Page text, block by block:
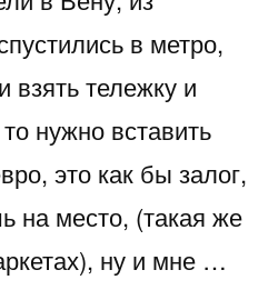
в метро,
взять тележку и
нужно вставить
это как бы залог,
на место, (такая же
ну и мне …